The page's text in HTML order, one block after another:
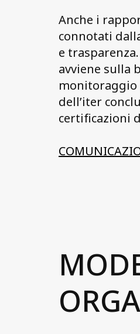
Anche i
connotati
e
avviene sulla
monitoraggio
dell’iter
certificazioni